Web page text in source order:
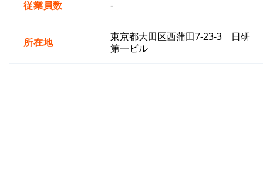
従業員数 -
所在地
東京都大田区西蒲田7-23-3 日研
第一ビル